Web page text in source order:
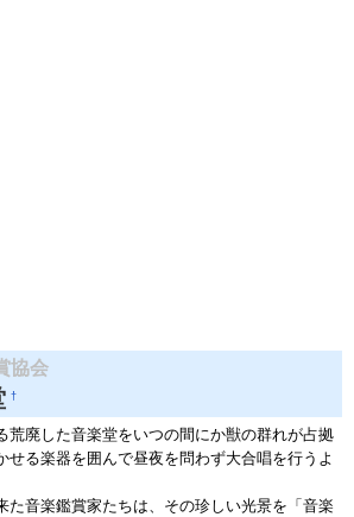
協会
†
荒廃した音楽堂をいつの間にか獣の群れが占拠
せる楽器を囲んで昼夜を問わず大合唱を行うよ
た音楽鑑賞家たちは、その珍しい光景を「音楽